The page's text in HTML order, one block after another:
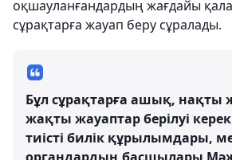
оқшауланғандардың жағдайы
сұрақтарға жауап беру сұралады.
Бұл сұрақтарға ашық, нақты
жақты жауаптар берілуі
тиісті билік құрылымдары,
органдардың басшылары